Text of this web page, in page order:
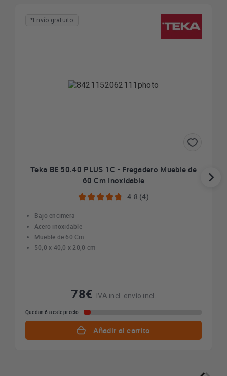
*Envío gratuito
Teka BE 50.40 PLUS 1C - Fregadero Mueble de
60 Cm Inoxidable
4.8 (4)
Bajo encimera
Acero inoxidable
Mueble de 60 Cm
50,0 x 40,0 x 20,0 cm
78€ IVA incl. envío incl.
Quedan 6 a este precio
Añadir al carrito